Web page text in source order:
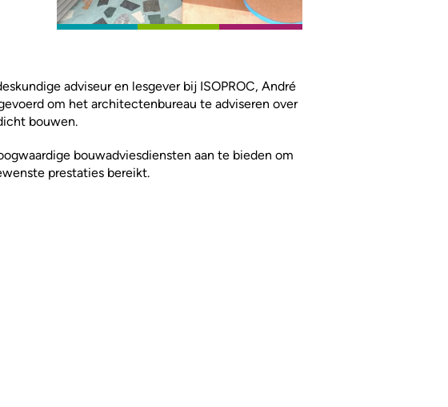
adviseur en lesgever bij ISOPROC, André
om het architectenbureau te adviseren over
bouwen.
bouwadviesdiensten aan te bieden om
prestaties bereikt.